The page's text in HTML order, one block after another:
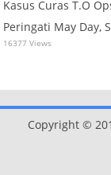
Kasus Curas T.O
Peringati May Day,
16377 Views
Copyright ©